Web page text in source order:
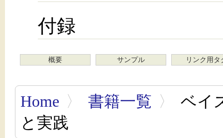
付録
概要 サンプル リンク用タ
Home 〉 書籍一覧 〉
ベイ
と実践